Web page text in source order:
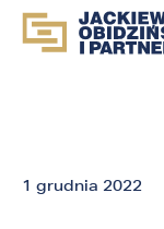
1 grudnia 2022